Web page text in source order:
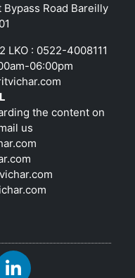
Road Bareilly
LKO : 0522-4008111
06:00pm
the content on
us